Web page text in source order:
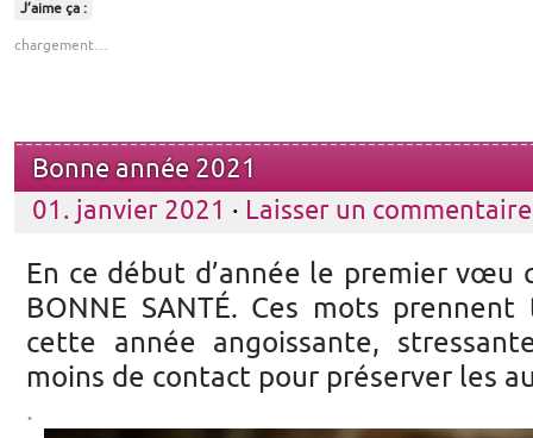
J’aime ça :
chargement…
Bonne année 2021
01. janvier 2021 · Laisser un commentaire
En ce début d’année le premier vœu
BONNE SANTÉ. Ces mots
cette année angoissante,
moins de contact pour préserver les